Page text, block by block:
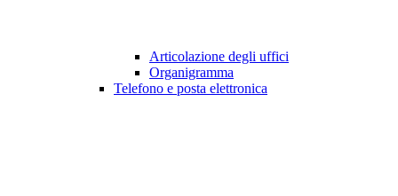
Articolazione degli uffici
Organigramma
Telefono e posta elettronica